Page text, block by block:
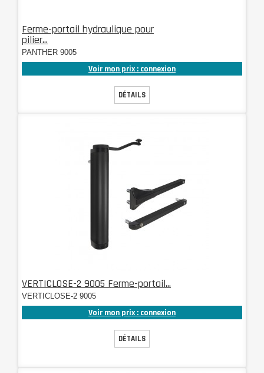
Ferme-portail hydraulique pour
pilier...
PANTHER 9005
Voir mon prix : connexion
DÉTAILS
VERTICLOSE-2 9005 Ferme-portail...
VERTICLOSE-2 9005
Voir mon prix : connexion
DÉTAILS